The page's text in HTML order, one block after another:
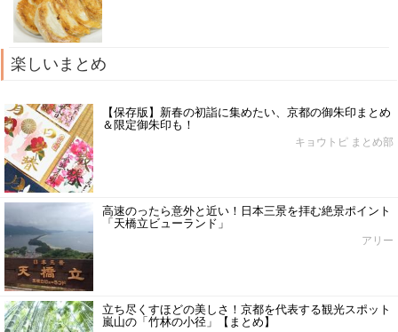
楽しいまとめ
【保存版】新春の初詣に集めたい、京都の御朱印まとめ
＆限定御朱印も！
キョウトピ まとめ部
高速のったら意外と近い！日本三景を拝む絶景ポイント
「天橋立ビューランド」
アリー
立ち尽くすほどの美しさ！京都を代表する観光スポット
嵐山の「竹林の小径」【まとめ】